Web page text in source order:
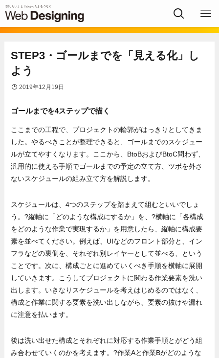
STEP3・ゴールまでを「見える化」し
よう
2019年12月19日
ゴールまでを4ステップで描く
ここまでの工程で、プロジェクトの輪郭がはっきりとしてきま
した。やるべきことが整理できると、ゴールまでのスケジュー
ルが立てやすくなります。ここから、BtoBおよびBtoC問わず、
汎用的に使える手順でゴールまでの予定の立て方、ツボを外さ
ないスケジュールの組み立て方を解説します。
スケジュールは、4つのステップを踏まえて組むといいでしょ
う。?縦軸に「どのような構成にするか」を、?横軸に「各構成
をどのような作業で実現するか」を用意したら、縦軸に構成要
素を並べてください。例えば、UIなどのフロント部分と、イン
フラなどの裏側を、それぞれ別レイヤーとして並べる、という
ことです。次に、構成ごとに進めていくべき手順を横軸に展開
していきます。こうしてプロジェクトに関わる作業要素を洗い
出します。いきなりスケジュールを考えはじめるのではなく、
構成と作業に関する要素を洗い出しながら、要素の抜けや漏れ
に注意を払います。
後は洗い出せた構成とそれぞれに対応する作業手順とがどう組
み合わせていくのかを考えます。?作業Aと作業Bがどのような